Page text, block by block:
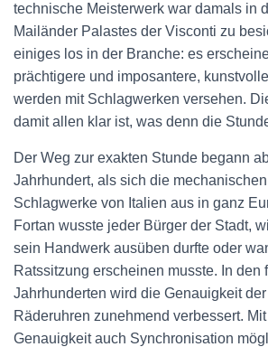
technische Meisterwerk war damals in
Mailänder Palastes der Visconti zu
einiges los in der Branche: es
prächtigere und imposantere,
werden mit Schlagwerken versehen.
damit allen klar ist, was denn die
Der Weg zur exakten Stunde begann
Jahrhundert, als sich die
Schlagwerke von Italien aus in ganz
Fortan wusste jeder Bürger der Stadt,
sein Handwerk ausüben durfte oder
Ratssitzung erscheinen musste. In den
Jahrhunderten wird die Genauigkeit
Räderuhren zunehmend verbessert.
Genauigkeit auch Synchronisation